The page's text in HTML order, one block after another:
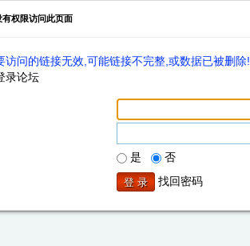
权限访问此页面
访问的链接无效,可能链接不完整,或数据已被删除!
录论坛
是
否
找回密码